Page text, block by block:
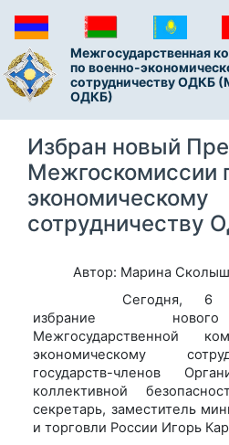
Межгосударственная
по военно-
сотрудничеству ОДКБ
ОДКБ)
Избран новый
Межгоскомиссии
экономическому
сотрудничеству
Автор: Марина
Сегодня, 6
избрание
Межгосударственной
экономическому
государств-членов
коллективной
секретарь, заместитель
и торговли России Игорь